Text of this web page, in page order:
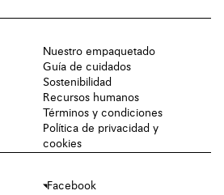
Nuestro empaquetado
Guía de cuidados
Sostenibilidad
Recursos humanos
Términos y condiciones
Política de privacidad y
cookies
Facebook